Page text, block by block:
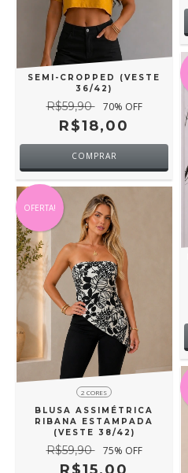
SEMI-CROPPED (VESTE
36/42)
R$59,90 70% OFF
R$18,00
COMPRAR
OFERTA!
2 CORES
BLUSA ASSIMÉTRICA
RIBANA ESTAMPADA
(VESTE 38/42)
R$59,90 75% OFF